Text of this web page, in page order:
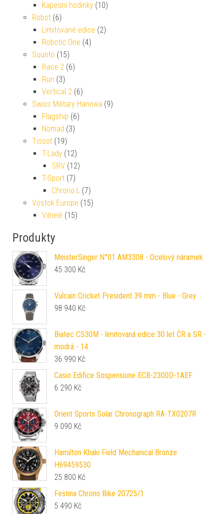
Kapesní hodinky (10)
Robot (6)
Limitované edice (2)
Robotic One (4)
Suunto (15)
Race 2 (6)
Run (3)
Vertical 2 (6)
Swiss Military Hanowa (9)
Flagship (6)
Nomad (3)
Tissot (19)
T-Lady (12)
SRV (12)
T-Sport (7)
Chrono L (7)
Vostok Europe (15)
Vilnelé (15)
Produkty
MeisterSinger N°01 AM3308 - Ocelový náramek
45 300 Kč
Vulcain Cricket President 39 mm - Blue - Grey
98 940 Kč
Biatec CS30M - limitovaná edice 30 let ČR a SR -
modrá - 14
36 990 Kč
Casio Edifice Sospensione ECB-2300D-1AEF
6 290 Kč
Orient Sports Solar Chronograph RA-TX0207R
9 090 Kč
Hamilton Khaki Field Mechanical Bronze
H69459530
25 800 Kč
Festina Chrono Bike 20725/1
5 490 Kč